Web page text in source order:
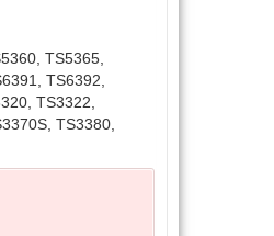
TS5365,
TS6392,
TS3322,
TS3380,